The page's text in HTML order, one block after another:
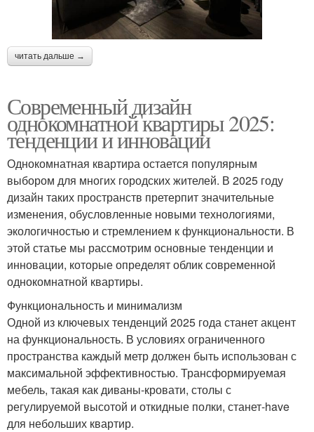
читать дальше →
Современный дизайн
однокомнатной квартиры 2025:
тенденции и инновации
Однокомнатная квартира остается популярным
выбором для многих городских жителей. В 2025 году
дизайн таких пространств претерпит значительные
изменения, обусловленные новыми технологиями,
экологичностью и стремлением к функциональности. В
этой статье мы рассмотрим основные тенденции и
инновации, которые определят облик современной
однокомнатной квартиры.
Функциональность и минимализм
Одной из ключевых тенденций 2025 года станет акцент
на функциональность. В условиях ограниченного
пространства каждый метр должен быть использован с
максимальной эффективностью. Трансформируемая
мебель, такая как диваны-кровати, столы с
регулируемой высотой и откидные полки, станет-have
для небольших квартир.